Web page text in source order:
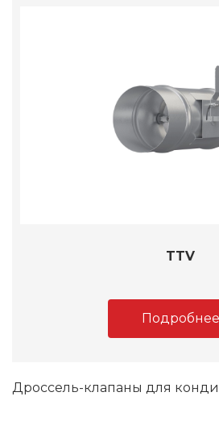
TTV
Подробнее
Дроссель-клапаны для